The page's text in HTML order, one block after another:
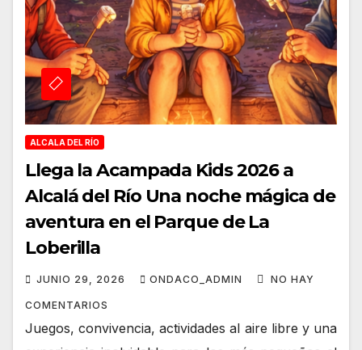
ALCALA DEL RÍO
Llega la Acampada Kids 2026 a
Alcalá del Río Una noche mágica de
aventura en el Parque de La
Loberilla
JUNIO 29, 2026 ONDACO_ADMIN NO HAY
COMENTARIOS
Juegos, convivencia, actividades al aire libre y una